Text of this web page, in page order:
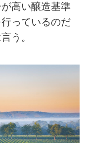
高い醸造基準
っているのだ
う。